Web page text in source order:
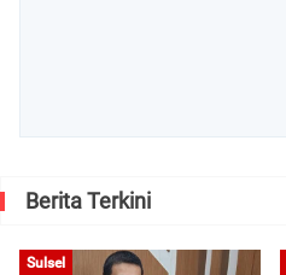
Berita Terkini
Sulsel